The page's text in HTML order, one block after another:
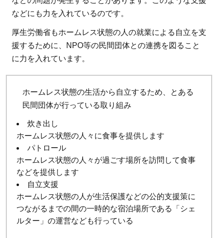
などにも力を入れているのです。
厚生労働省もホームレス状態の人の就業による自立を支
援するために、NPO等の民間団体との連携を図ること
に力を入れています。
ホームレス状態の生活から自立するため、とある
民間団体が行っている取り組み
炊き出し
ホームレス状態の人々に食事を提供します
パトロール
ホームレス状態の人々が過ごす場所を訪問して食事
などを提供します
自立支援
ホームレス状態の人が生活保護などの公的支援策に
つながるまでの間の一時的な宿泊場所である「シェ
ルター」の運営なども行っている